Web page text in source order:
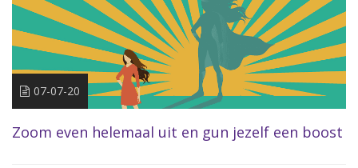
07-07-20
Zoom even helemaal uit en gun jezelf een boost